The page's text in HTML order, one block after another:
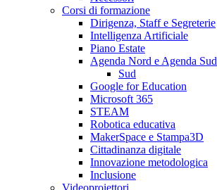
Corsi di formazione
Dirigenza, Staff e Segreterie
Intelligenza Artificiale
Piano Estate
Agenda Nord e Agenda Sud
Sud
Google for Education
Microsoft 365
STEAM
Robotica educativa
MakerSpace e Stampa3D
Cittadinanza digitale
Innovazione metodologica
Inclusione
Videoproiettori